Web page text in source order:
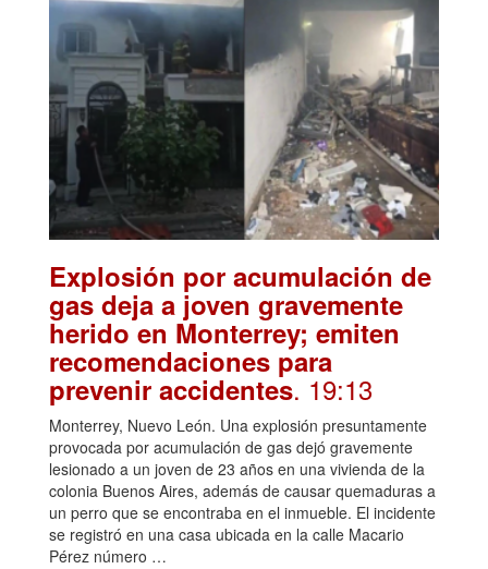
Explosión por acumulación de
gas deja a joven gravemente
herido en Monterrey; emiten
recomendaciones para
prevenir accidentes. 19:13
Monterrey, Nuevo León. Una explosión presuntamente
provocada por acumulación de gas dejó gravemente
lesionado a un joven de 23 años en una vivienda de la
colonia Buenos Aires, además de causar quemaduras a
un perro que se encontraba en el inmueble. El incidente
se registró en una casa ubicada en la calle Macario
Pérez número …